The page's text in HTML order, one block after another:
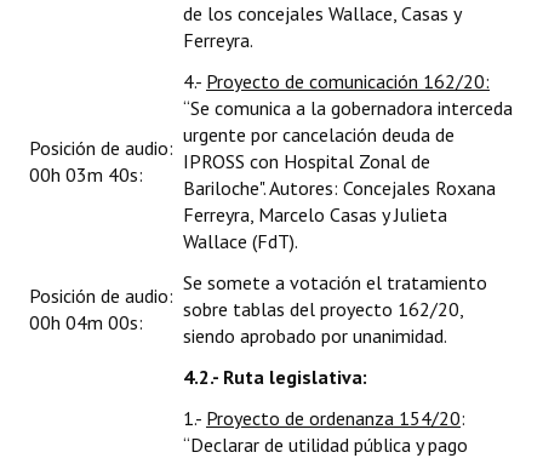
de los concejales Wallace, Casas y
Ferreyra.
Posición de audio:
00h 03m 40s:
4.- Proyecto de comunicación 162/20:
“Se comunica a la gobernadora interceda
urgente por cancelación deuda de
IPROSS con Hospital Zonal de
Bariloche". Autores: Concejales Roxana
Ferreyra, Marcelo Casas y Julieta
Wallace (FdT).
Posición de audio:
00h 04m 00s:
Se somete a votación el tratamiento
sobre tablas del proyecto 162/20,
siendo aprobado por unanimidad.
4.2.- Ruta legislativa:
1.- Proyecto de ordenanza 154/20:
“Declarar de utilidad pública y pago